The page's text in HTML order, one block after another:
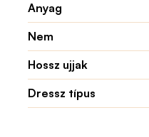
Anyag
Nem
Hossz ujjak
Dressz típus